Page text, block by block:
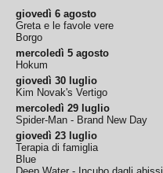
giovedì 6 agosto
Greta e le favole vere
Borgo
mercoledì 5 agosto
Hokum
giovedì 30 luglio
Kim Novak's Vertigo
mercoledì 29 luglio
Spider-Man - Brand New Day
giovedì 23 luglio
Terapia di famiglia
Blue